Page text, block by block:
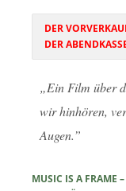
DER
DER
„Ein Film über
wir hinhören,
Augen.”
MUSIC IS A FRAME